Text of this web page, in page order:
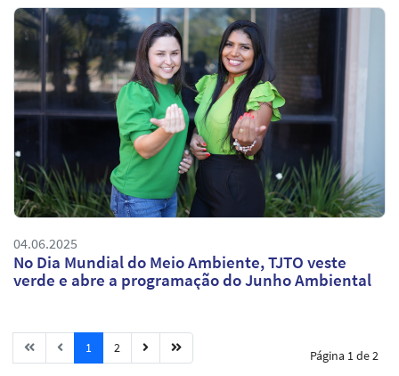
04.06.2025
No Dia Mundial do Meio Ambiente, TJTO veste
verde e abre a programação do Junho Ambiental
Página 1 de 2
1 2